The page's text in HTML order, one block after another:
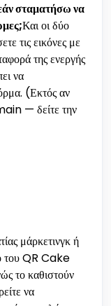
σταματήσω να
Και οι δύο
τις εικόνες με
της ενεργής
να
(Εκτός αν
— δείτε την
μάρκετινγκ ή
του QR Cake
το καθιστούν
να